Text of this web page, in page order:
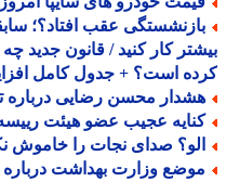
عقب افتاد؟؛ سابقه
کار کنید / قانون جدید چه
است؟ + جدول کامل
محسن رضایی درباره
عجیب عضو هیئت رییسه
صدای نجات را خاموش نکنید